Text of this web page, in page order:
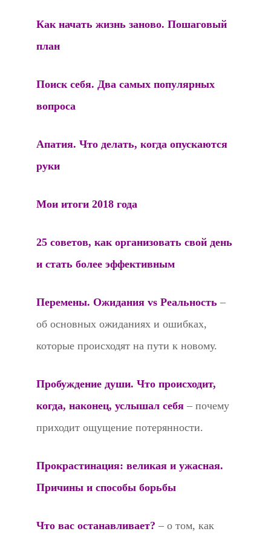
Как начать жизнь заново. Пошаговый
план
Поиск себя. Два самых популярных
вопроса
Апатия. Что делать, когда опускаются
руки
Мои итоги 2018 года
25 советов, как организовать свой день
и стать более эффективным
Перемены. Ожидания vs Реальность –
об основных ожиданиях и ошибках,
которые происходят на пути к новому.
Пробуждение души. Что происходит,
когда, наконец, услышал себя – почему
приходит ощущение потерянности.
Прокрастинация: великая и ужасная.
Причины и способы борьбы
Что вас останавливает? – о том, как